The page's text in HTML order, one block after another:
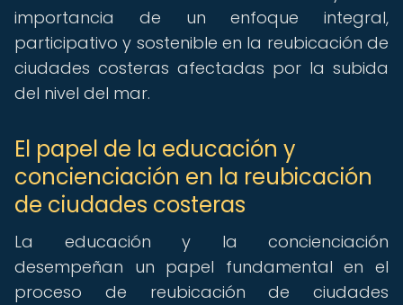
importancia de un enfoque integral,
participativo y sostenible en la reubicación de
ciudades costeras afectadas por la subida
del nivel del mar.
El papel de la educación y
concienciación en la reubicación
de ciudades costeras
La educación y la concienciación
desempeñan un papel fundamental en el
proceso de reubicación de ciudades